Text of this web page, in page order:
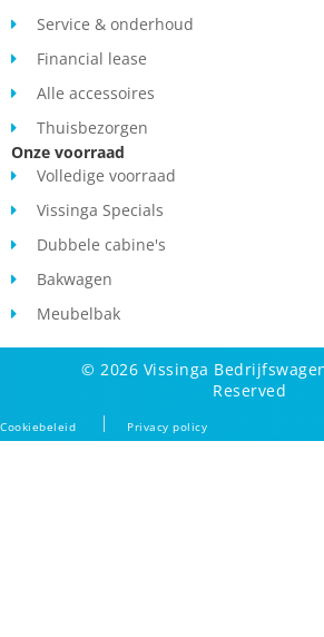
Service & onderhoud
Financial lease
Alle accessoires
Thuisbezorgen
Onze voorraad
Volledige voorraad
Vissinga Specials
Dubbele cabine's
Bakwagen
Meubelbak
© 2026 Vissinga
Reserved
Cookiebeleid Privacy policy